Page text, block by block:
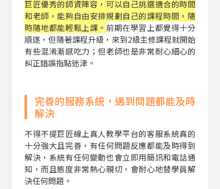
巨匠優秀的師資陣容，可以自己挑選適合的時間
和老師，能夠自由安排規劃自己的課程時間，隨
時隨地都能輕鬆上課。 前期在學習上都覺得十分
順遂，但隨著課程升級，來到2級主修課程就開始
有些混淆漸感吃力；但老師也是非常耐心細心的
糾正錯誤指點迷津。
完善的服務系統，遇到問題都能及時
解決
不得不提巨匠線上真人教學平台的客服系統真的
十分強大且完善，有任何問題反應都能及時得到
解決，系統有任何變動也會立即用簡訊和電話通
知，而且態度非常熱心親切，會耐心地替學員解
決任何問題。